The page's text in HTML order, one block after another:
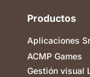
Productos
Aplicaciones
ACMP Games
Gestión visual